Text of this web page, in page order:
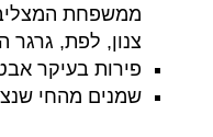
ממשפחת
צנון, לפת, גרגר
פירות בעיקר
שמנים מהחי